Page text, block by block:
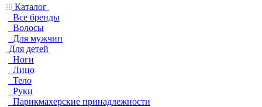
Каталог
Все бренды
Волосы
Для мужчин
Для детей
Ноги
Лицо
Тело
Руки
Парикмахерские принадлежности